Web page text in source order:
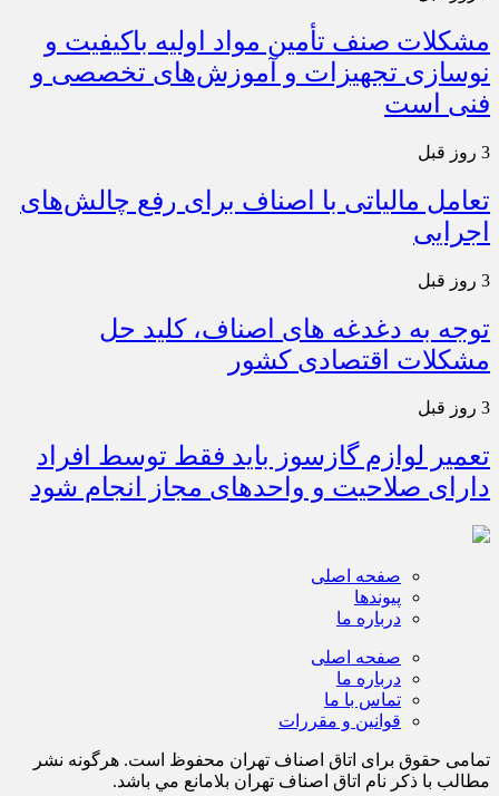
مشکلات صنف تأمین مواد اولیه باکیفیت و
نوسازی تجهیزات و آموزش‌های تخصصی و
فنی است
3 روز قبل
تعامل مالیاتی با اصناف برای رفع چالش‌های
اجرایی
3 روز قبل
توجه به دغدغه های اصناف، کلید حل
مشکلات اقتصادی کشور
3 روز قبل
تعمیر لوازم گازسوز باید فقط توسط افراد
دارای صلاحیت و واحدهای مجاز انجام شود
صفحه اصلی
پیوندها
درباره ما
صفحه اصلی
درباره ما
تماس با ما
قوانین و مقررات
تمامی حقوق برای اتاق اصناف تهران محفوظ است. هرگونه نشر
مطالب با ذكر نام اتاق اصناف تهران بلامانع مي باشد.